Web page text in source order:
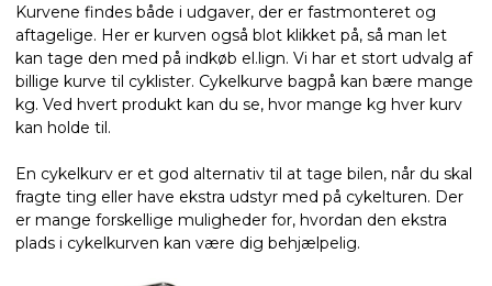
Kurvene findes både i udgaver, der er fastmonteret og
aftagelige. Her er kurven også blot klikket på, så man let
kan tage den med på indkøb el.lign. Vi har et stort udvalg af
billige kurve til cyklister. Cykelkurve bagpå kan bære mange
kg. Ved hvert produkt kan du se, hvor mange kg hver kurv
kan holde til.
En cykelkurv er et god alternativ til at tage bilen, når du skal
fragte ting eller have ekstra udstyr med på cykelturen. Der
er mange forskellige muligheder for, hvordan den ekstra
plads i cykelkurven kan være dig behjælpelig.